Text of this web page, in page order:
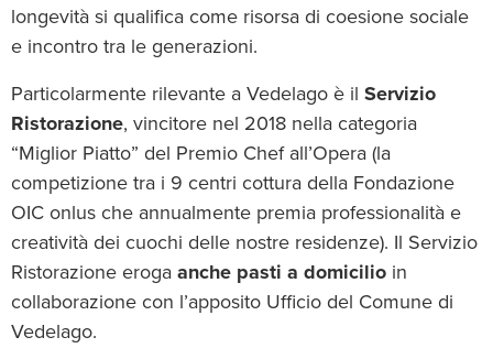
longevità si qualifica come risorsa di coesione sociale
e incontro tra le generazioni.
Particolarmente rilevante a Vedelago è il Servizio
Ristorazione, vincitore nel 2018 nella categoria
“Miglior Piatto” del Premio Chef all’Opera (la
competizione tra i 9 centri cottura della Fondazione
OIC onlus che annualmente premia professionalità e
creatività dei cuochi delle nostre residenze). Il Servizio
Ristorazione eroga anche pasti a domicilio in
collaborazione con l’apposito Ufficio del Comune di
Vedelago.